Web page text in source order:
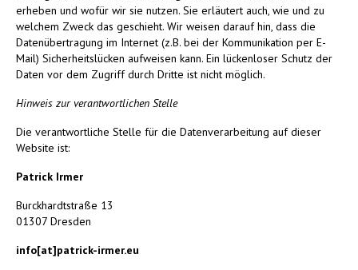
erheben und wofür wir sie nutzen. Sie erläutert auch, wie und zu
welchem Zweck das geschieht. Wir weisen darauf hin, dass die
Datenübertragung im Internet (z.B. bei der Kommunikation per E-
Mail) Sicherheitslücken aufweisen kann. Ein lückenloser Schutz der
Daten vor dem Zugriff durch Dritte ist nicht möglich.
Hinweis zur verantwortlichen Stelle
Die verantwortliche Stelle für die Datenverarbeitung auf dieser
Website ist:
Patrick Irmer
Burckhardtstraße 13
01307 Dresden
info[at]patrick-irmer.eu